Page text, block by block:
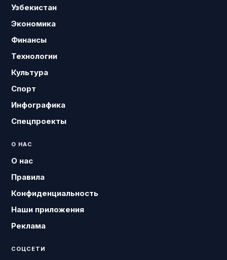
Узбекистан
Экономика
Финансы
Технологии
Культура
Спорт
Инфографика
Спецпроекты
О НАС
О нас
Правила
Конфиденциальность
Наши приложения
Реклама
СОЦСЕТИ